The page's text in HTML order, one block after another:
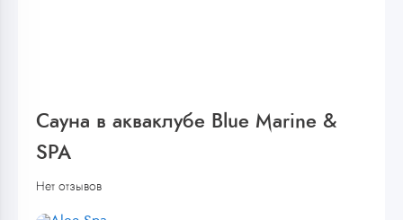
Сауна в акваклубе Blue Marine &
SPA
Нет отзывов